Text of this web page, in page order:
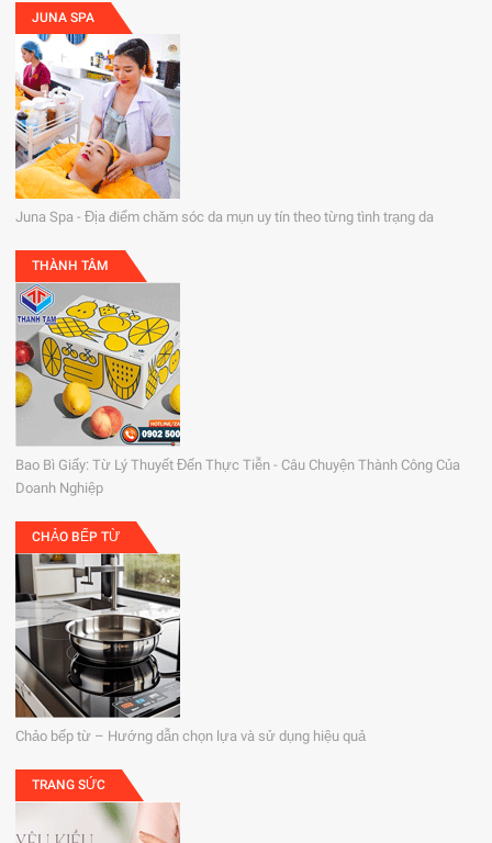
JUNA SPA
Juna Spa - Địa điểm chăm sóc da mụn uy tín theo từng tình trạng da
THÀNH TÂM
Bao Bì Giấy: Từ Lý Thuyết Đến Thực Tiễn - Câu Chuyện Thành Công Của
Doanh Nghiệp
CHẢO BẾP TỪ
Chảo bếp từ – Hướng dẫn chọn lựa và sử dụng hiệu quả
TRANG SỨC